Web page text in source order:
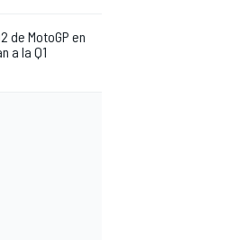
de MotoGP en
a la Q1